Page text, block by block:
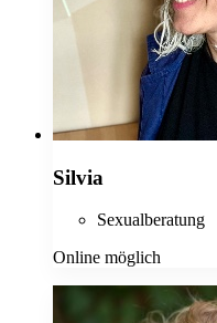
Silvia
Sexualberatung
Online möglich